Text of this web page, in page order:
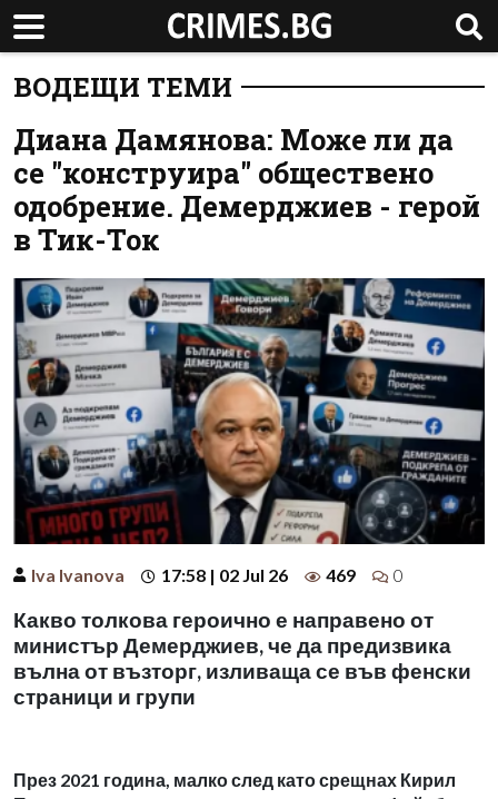
ВОДЕЩИ ТЕМИ
Диана Дамянова: Може ли да
се "конструира" обществено
одобрение. Демерджиев - герой
в Тик-Ток
Iva Ivanova 17:58 | 02 Jul 26 469 0
Какво толкова героично е направено от
министър Демерджиев, че да предизвика
вълна от възторг, изливаща се във фенски
страници и групи
През 2021 година, малко след като срещнах Кирил